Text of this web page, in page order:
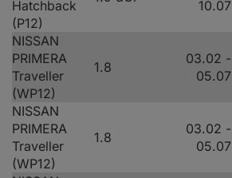
Hatchback
(P12)
10.07
NISSAN
PRIMERA
Traveller
(WP12)
1.8
03.02 -
05.07
NISSAN
PRIMERA
Traveller
(WP12)
1.8
03.02 -
05.07